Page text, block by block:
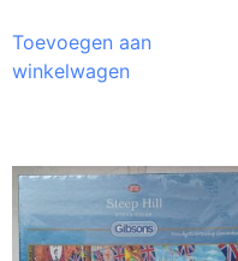
Toevoegen aan
winkelwagen